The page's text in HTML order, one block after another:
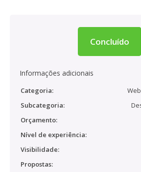
Concluído
Informações adicionais
Categoria:
Subcategoria:
Orçamento:
Nível de experiência:
Visibilidade:
Propostas: